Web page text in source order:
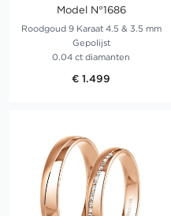
Model N°1686
Roodgoud 9 Karaat 4.5 & 3.5 mm
Gepolijst
0.04 ct diamanten
€ 1.499